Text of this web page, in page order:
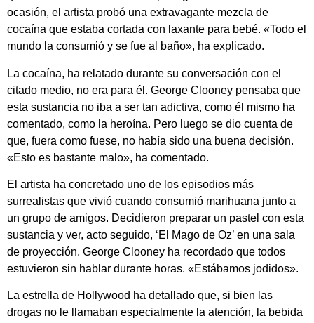
ocasión, el artista probó una extravagante mezcla de
cocaína que estaba cortada con laxante para bebé. «Todo el
mundo la consumió y se fue al baño», ha explicado.
La cocaína, ha relatado durante su conversación con el
citado medio, no era para él. George Clooney pensaba que
esta sustancia no iba a ser tan adictiva, como él mismo ha
comentado, como la heroína. Pero luego se dio cuenta de
que, fuera como fuese, no había sido una buena decisión.
«Esto es bastante malo», ha comentado.
El artista ha concretado uno de los episodios más
surrealistas que vivió cuando consumió marihuana junto a
un grupo de amigos. Decidieron preparar un pastel con esta
sustancia y ver, acto seguido, ‘El Mago de Oz’ en una sala
de proyección. George Clooney ha recordado que todos
estuvieron sin hablar durante horas. «Estábamos jodidos».
La estrella de Hollywood ha detallado que, si bien las
drogas no le llamaban especialmente la atención, la bebida